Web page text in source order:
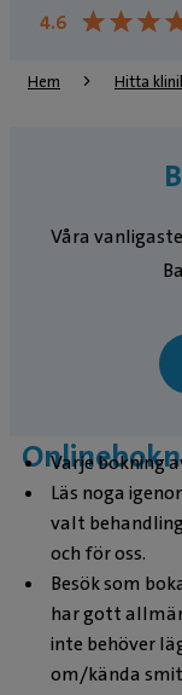
4.6 ★★★
★★★
Hem Hitta
Våra
Varje bokning
Läs noga
valt
och för oss.
Besök som
har gott
inte behöver
om/kända